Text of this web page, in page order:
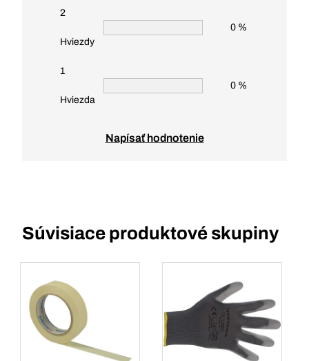
2
Hviezdy
0 %
1
Hviezda
0 %
Napísať hodnotenie
Súvisiace produktové skupiny